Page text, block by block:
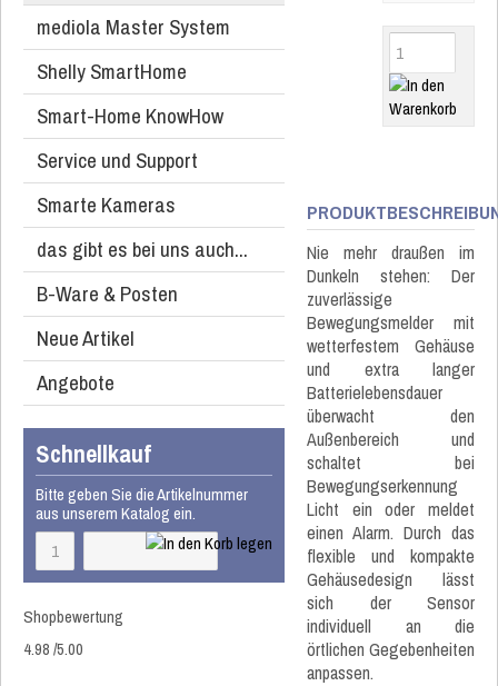
mediola Master System
Shelly SmartHome
Smart-Home KnowHow
Service und Support
Smarte Kameras
das gibt es bei uns auch...
B-Ware & Posten
Neue Artikel
Angebote
Schnellkauf
Bitte geben Sie die Artikelnummer
aus unserem Katalog ein.
Shopbewertung
4.98/5.00
Nie mehr draußen im
Dunkeln stehen: Der
zuverlässige
Bewegungsmelder mit
wetterfestem Gehäuse
und extra langer
Batterielebensdauer
überwacht den
Außenbereich und
schaltet bei
Bewegungserkennung
Licht ein oder meldet
einen Alarm. Durch das
flexible und kompakte
Gehäusedesign lässt
sich der Sensor
individuell an die
örtlichen Gegebenheiten
anpassen.